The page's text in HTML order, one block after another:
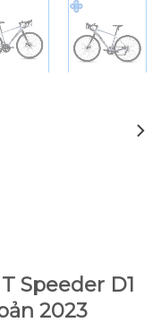
Speeder D1
2023